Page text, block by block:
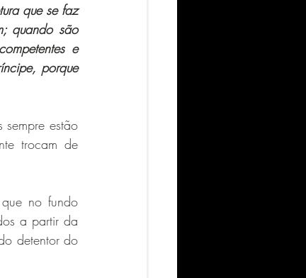
que se faz
quando são
e
porque
estão
trocam de
no fundo
a partir da
detentor do